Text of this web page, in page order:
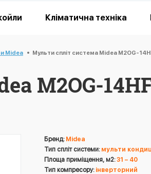
Кліматична техніка
Midea Мульти спліт система Midea M2OG-
M2OG-
Бренд: Midea
Тип спліт системи: мульти
Площа приміщення, м2:31 – 40
Тип компресору: інверторний